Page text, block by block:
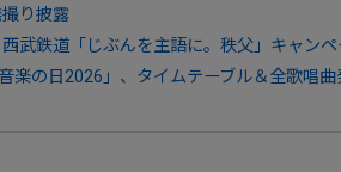
り披露
武鉄道「じぶんを主語に。秩父」キャン
楽の日2026」、タイムテーブル＆全歌唱曲